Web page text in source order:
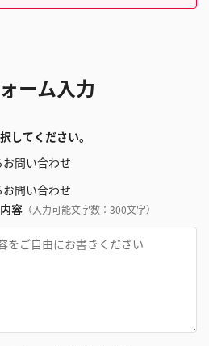
ーム入力
してください。
問い合わせ
問い合わせ
容 （入力可能文字数：300文字）